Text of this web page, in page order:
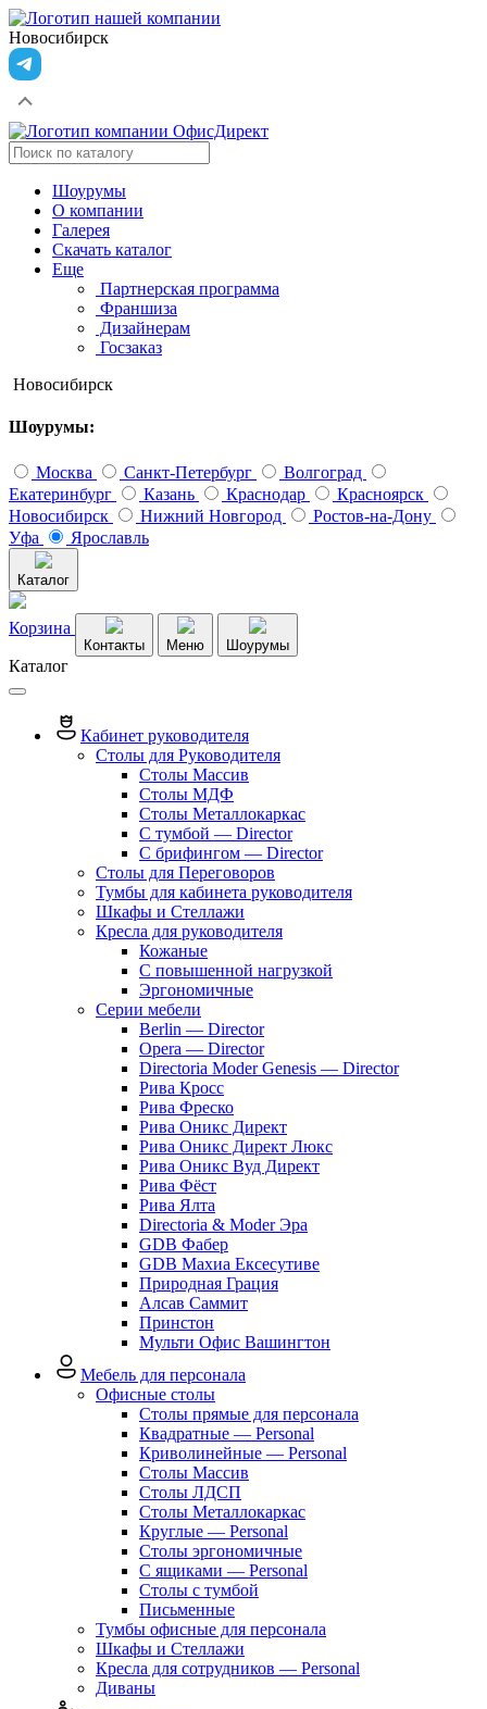
Новосибирск
Шоурумы
О компании
Галерея
Скачать каталог
Еще
Партнерская программа
Франшиза
Дизайнерам
Госзаказ
Новосибирск
Шоурумы:
Москва Санкт-Петербург
Волгоград
Екатеринбург
Казань Краснодар
Красноярск
Новосибирск
Нижний Новгород
Ростов-на-Дону
Уфа
Ярославль
Каталог
Корзина
Контакты Меню Шоурумы
Каталог
Кабинет руководителя
Столы для Руководителя
Столы Массив
Столы МДФ
Столы Металлокаркас
С тумбой — Director
C брифингом — Director
Столы для Переговоров
Тумбы для кабинета руководителя
Шкафы и Стеллажи
Кресла для руководителя
Кожаные
С повышенной нагрузкой
Эргономичные
Серии мебели
Berlin — Director
Opera — Director
Directoria Moder Genesis — Director
Рива Кросс
Рива Фреско
Рива Оникс Директ
Рива Оникс Директ Люкс
Рива Оникс Вуд Директ
Рива Фёст
Рива Ялта
Directoria & Moder Эра
GDB Фабер
GDB Махиа Ексесутиве
Природная Грация
Алсав Саммит
Принстон
Мульти Офис Вашингтон
Мебель для персонала
Офисные столы
Столы прямые для персонала
Квадратные — Personal
Криволинейные — Personal
Столы Массив
Столы ЛДСП
Столы Металлокаркас
Круглые — Personal
Столы эргономичные
С ящиками — Personal
Столы с тумбой
Письменные
Тумбы офисные для персонала
Шкафы и Стеллажи
Кресла для сотрудников — Personal
Диваны